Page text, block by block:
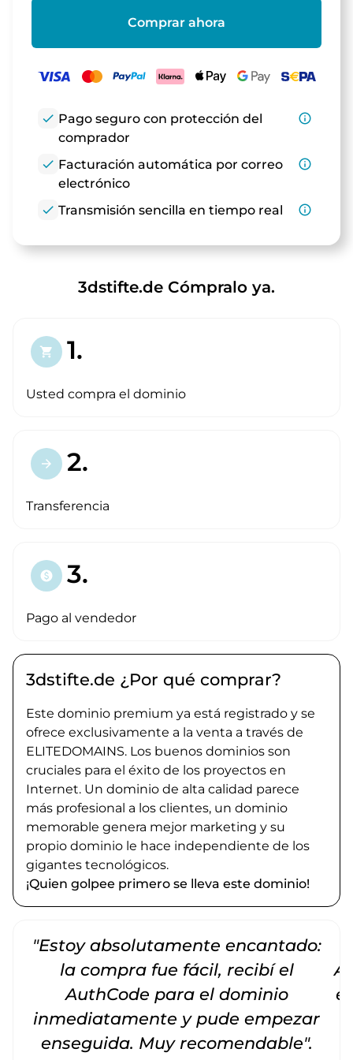
Comprar ahora
check Pago seguro con protección del
comprador
info_outline
check Facturación automática por correo
electrónico
info_outline
check Transmisión sencilla en tiempo real info_outline
3dstifte.de Cómpralo ya.
shopping_cart 1.
Usted compra el dominio
arrow_forward 2.
Transferencia
paid 3.
Pago al vendedor
3dstifte.de ¿Por qué comprar?
Este dominio premium ya está registrado y se
ofrece exclusivamente a la venta a través de
ELITEDOMAINS. Los buenos dominios son
cruciales para el éxito de los proyectos en
Internet. Un dominio de alta calidad parece
más profesional a los clientes, un dominio
memorable genera mejor marketing y su
propio dominio le hace independiente de los
gigantes tecnológicos.
¡Quien golpee primero se lleva este dominio!
"Estoy absolutamente encantado:
la compra fue fácil, recibí el
AuthCode para el dominio
inmediatamente y pude empezar
enseguida. Muy recomendable".